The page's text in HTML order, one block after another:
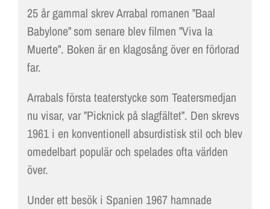
25 år gammal skrev Arrabal romanen ”Baal
Babylone” som senare blev filmen ”Viva la
Muerte”. Boken är en klagosång över en förlorad
far.
Arrabals första teaterstycke som Teatersmedjan
nu visar, var ”Picknick på slagfältet”. Den skrevs
1961 i en konventionell absurdistisk stil och blev
omedelbart populär och spelades ofta världen
över.
Under ett besök i Spanien 1967 hamnade